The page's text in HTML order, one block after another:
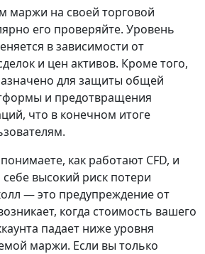
маржи на своей торговой
его проверяйте. Уровень
в зависимости от
и цен активов. Кроме того,
для защиты общей
и предотвращения
что в конечном итоге
как работают CFD, и
высокий риск потери
— это предупреждение от
когда стоимость вашего
падает ниже уровня
маржи. Если вы только